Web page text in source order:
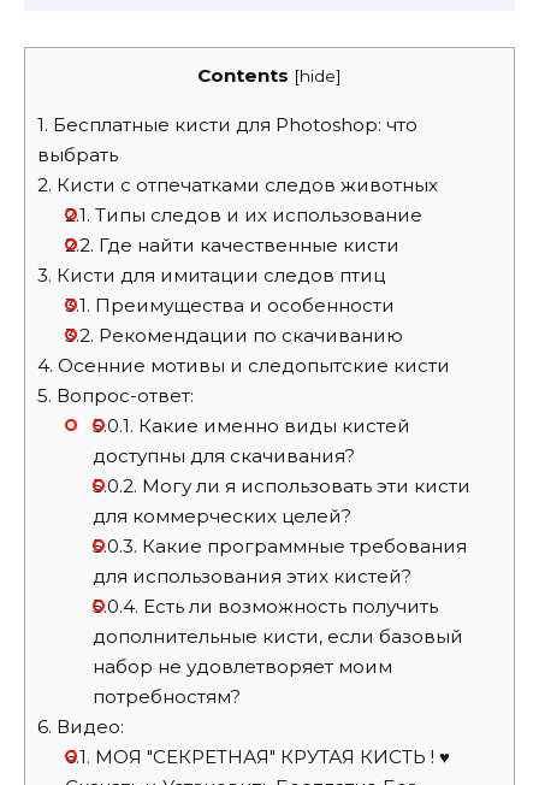
Contents [hide]
1. Бесплатные кисти для Photoshop: что
выбрать
2. Кисти с отпечатками следов животных
2.1. Типы следов и их использование
2.2. Где найти качественные кисти
3. Кисти для имитации следов птиц
3.1. Преимущества и особенности
3.2. Рекомендации по скачиванию
4. Осенние мотивы и следопытские кисти
5. Вопрос-ответ:
5.0.1. Какие именно виды кистей
доступны для скачивания?
5.0.2. Могу ли я использовать эти кисти
для коммерческих целей?
5.0.3. Какие программные требования
для использования этих кистей?
5.0.4. Есть ли возможность получить
дополнительные кисти, если базовый
набор не удовлетворяет моим
потребностям?
6. Видео:
6.1. МОЯ "СЕКРЕТНАЯ" КРУТАЯ КИСТЬ ! ♥